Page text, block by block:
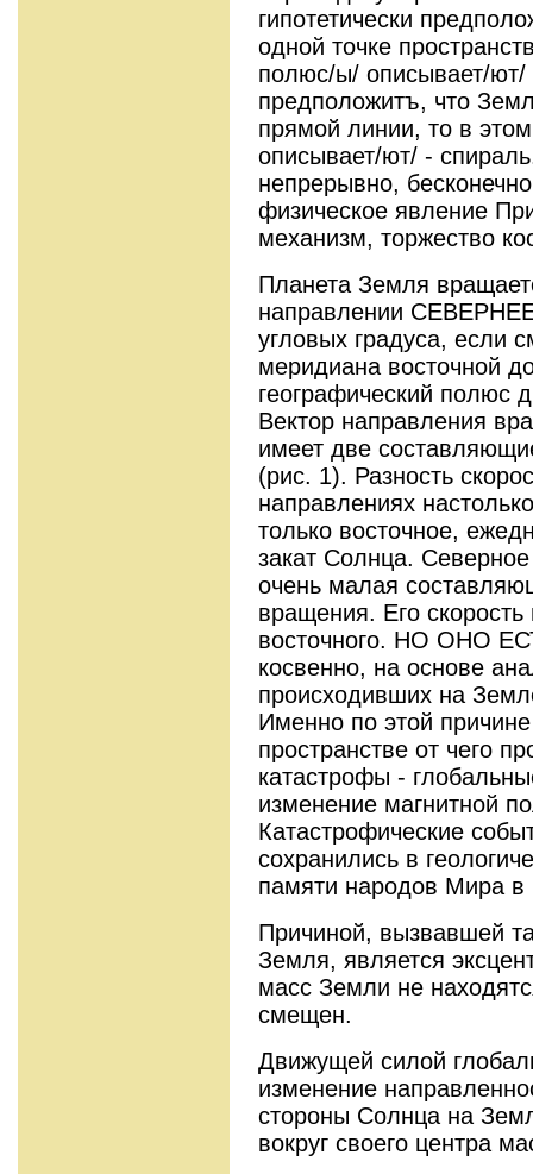
гипотетически
одной точке
полюс/ы/ описывает/ют/
предположитъ, что
прямой линии, то в
описывает/ют/ -
непрерывно,
физическое явление
механизм, торжество
Планета Земля
направлении СЕВЕРНЕЕ
угловых градуса, если
меридиана восточной
географический полюс
Вектор направления
имеет две
(рис. 1). Разность
направлениях
только восточное,
закат Солнца.
очень малая
вращения. Его
восточного. НО ОНО
косвенно, на основе
происходивших на
Именно по этой
пространстве от чего
катастрофы -
изменение магнитной
Катастрофические
сохранились в
памяти народов Мира
Причиной, вызвавшей
Земля, является
масс Земли не
смещен.
Движущей силой
изменение
стороны Солнца на
вокруг своего центра